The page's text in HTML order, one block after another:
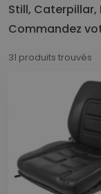
Still, Caterpillar,
Commandez
31 produits trouvés